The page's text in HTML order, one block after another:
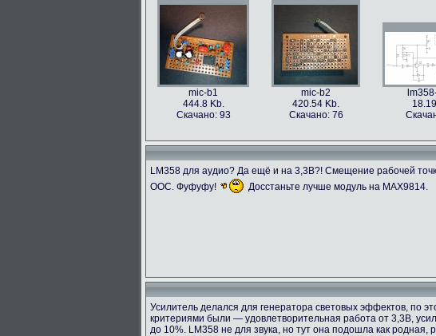
mic-b1
444.8 Kb.
Скачано: 93
mic-b2
420.54 Kb.
Скачано: 76
LM358 для аудио? Да ещё и на 3,3В?! Смещение рабочей
ООС. Фуфуфу!
Досстаньте лучше модуль на MAX9814.
Усилитель делался для генератора световых эффектов, по
критериями были — удовлетворительная работа от 3,3В,
до 10%. LM358 не для звука, но тут она подошла как родная,